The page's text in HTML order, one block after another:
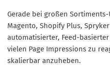
Gerade bei großen
Magento, Shopify Plus,
automatisierter, Feed-
vielen Page Impressions zu
skalierbar anzuheben.